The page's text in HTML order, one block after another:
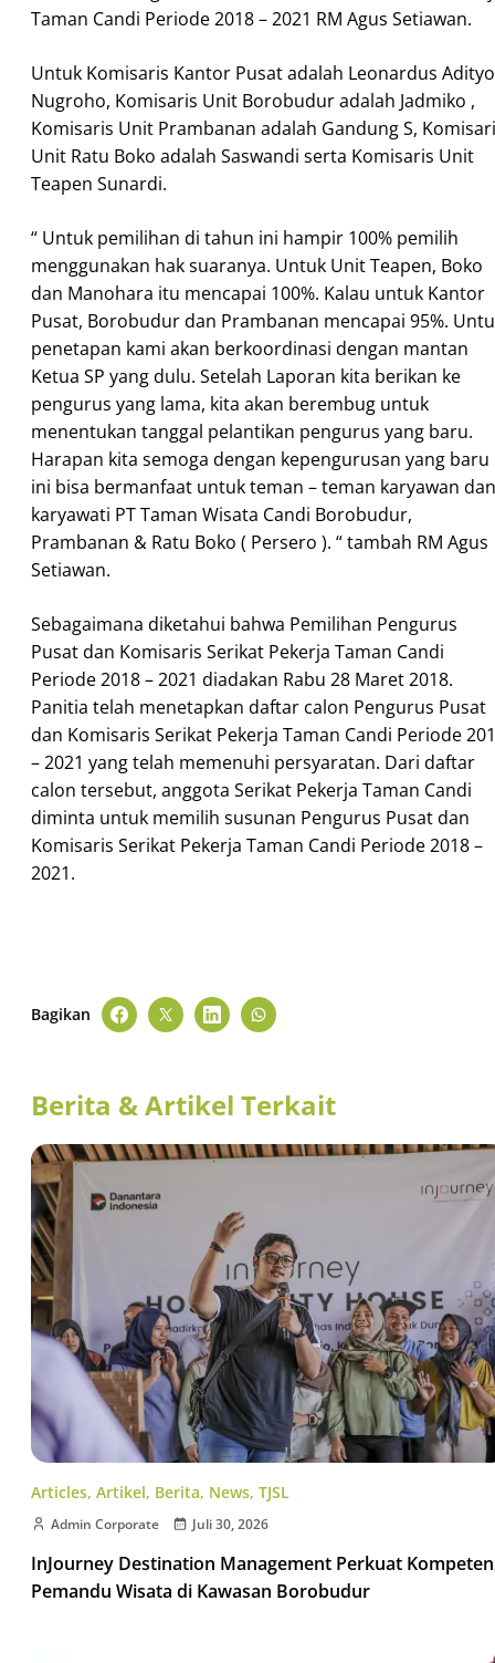
Taman Candi Periode 2018 – 2021 RM Agus Setiawan.
Untuk Komisaris Kantor Pusat adalah Leonardus Adityo
Nugroho, Komisaris Unit Borobudur adalah Jadmiko ,
Komisaris Unit Prambanan adalah Gandung S,
Unit Ratu Boko adalah Saswandi serta Komisaris Unit
Teapen Sunardi.
“ Untuk pemilihan di tahun ini hampir 100% pemilih
menggunakan hak suaranya. Untuk Unit Teapen, Boko
dan Manohara itu mencapai 100%. Kalau untuk Kantor
Pusat, Borobudur dan Prambanan mencapai 95%.
penetapan kami akan berkoordinasi dengan mantan
Ketua SP yang dulu. Setelah Laporan kita berikan ke
pengurus yang lama, kita akan berembug untuk
menentukan tanggal pelantikan pengurus yang baru.
Harapan kita semoga dengan kepengurusan yang baru
ini bisa bermanfaat untuk teman – teman karyawan dan
karyawati PT Taman Wisata Candi Borobudur,
Prambanan & Ratu Boko ( Persero ). “ tambah RM Agus
Setiawan.
Sebagaimana diketahui bahwa Pemilihan Pengurus
Pusat dan Komisaris Serikat Pekerja Taman Candi
Periode 2018 – 2021 diadakan Rabu 28 Maret 2018.
Panitia telah menetapkan daftar calon Pengurus Pusat
dan Komisaris Serikat Pekerja Taman Candi Periode
– 2021 yang telah memenuhi persyaratan. Dari daftar
calon tersebut, anggota Serikat Pekerja Taman Candi
diminta untuk memilih susunan Pengurus Pusat dan
Komisaris Serikat Pekerja Taman Candi Periode 2018 –
2021.
Bagikan
Berita & Artikel Terkait
Articles, Artikel, Berita, News, TJSL
Admin Corporate Juli 30, 2026
InJourney Destination Management Perkuat
Pemandu Wisata di Kawasan Borobudur